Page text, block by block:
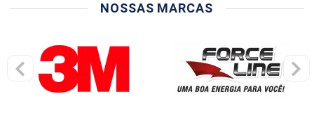
NOSSAS MARCAS